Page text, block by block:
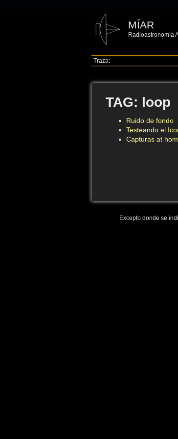
MÍAR
Radioastronomía
Traza:
TAG: loop
Ruido de fondo
Testeando el
Capturas at
Excepto donde se